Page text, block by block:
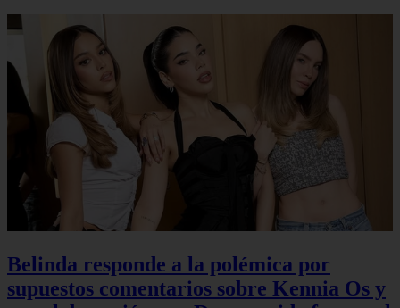
Belinda responde a la polémica por
supuestos comentarios sobre Kennia Os y